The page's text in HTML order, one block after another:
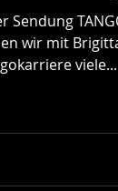
Jobs
Sendung
wir mit
viele...